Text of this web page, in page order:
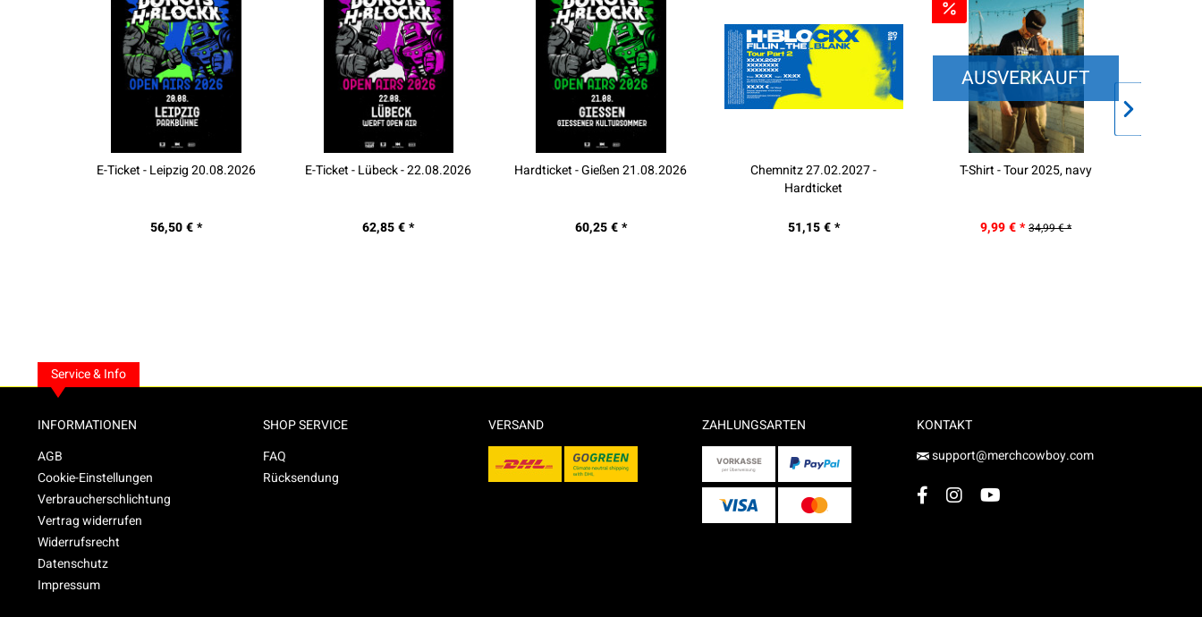
E-Ticket - Leipzig 20.08.2026
56,50 € *
E-Ticket - Lübeck - 22.08.2026
62,85 € *
Hardticket - Gießen 21.08.2026
60,25 € *
Chemnitz 27.02.2027 -
Hardticket
51,15 € *
AUSVERKAUFT
T-Shirt - Tour 2025, navy
9,99 € * 34,99 € *
Service & Info
INFORMATIONEN
AGB
Cookie-Einstellungen
Verbraucherschlichtung
Vertrag widerrufen
Widerrufsrecht
Datenschutz
Impressum
SHOP SERVICE
FAQ
Rücksendung
VERSAND ZAHLUNGSARTEN
KONTAKT
support@merchcowboy.com